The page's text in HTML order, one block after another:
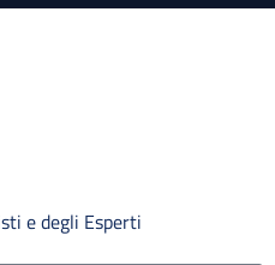
e degli Esperti